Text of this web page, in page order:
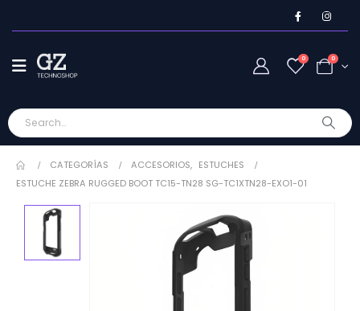
0 0
CATEGORÍAS ACCESORIOS, ESTUCHES
ESTUCHE ZEBRA RUGGED BOOT TC15-TN28 SG-TC1XTN28-EXO1-01